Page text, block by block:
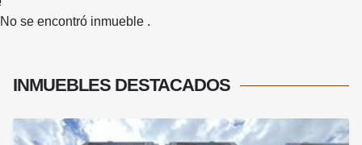
No se encontró inmueble .
INMUEBLES DESTACADOS